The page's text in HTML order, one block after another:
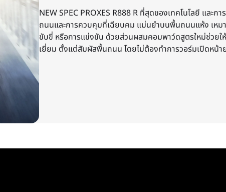
NEW SPEC PROXES R888 R ที่สุดของเทคโนโลยี และก
ถนนและการควบคุมที่เฉียบคม แม่นยำบนพื้นถนนแห้ง เหมา
ขับขี่ หรือการแข่งขัน ด้วยส่วนผสมคอมพาว์ดสูตรใหม่ช่วยใ
เยี่ยม ตั้งแต่สัมผัสพื้นถนน โดยไม่ต้องทำการวอร์มเปิดหน้า